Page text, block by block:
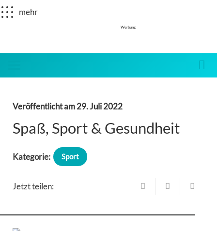
mehr
Werbung
Veröffentlicht am29. Juli 2022
Spaß, Sport & Gesundheit
Kategorie: Sport
Jetzt teilen: